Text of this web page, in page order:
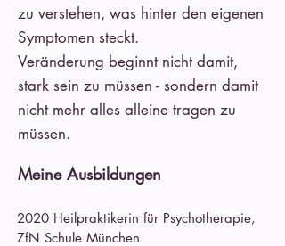
zu verstehen, was hinter den eigenen
Symptomen steckt.
Veränderung beginnt nicht damit,
stark sein zu müssen - sondern damit
nicht mehr alles alleine tragen zu
müssen.
Meine Ausbildungen
2020 Heilpraktikerin für Psychotherapie,
ZfN Schule München